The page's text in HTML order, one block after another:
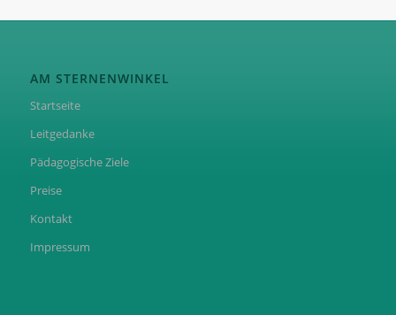
AM STERNENWINKEL
Startseite
Leitgedanke
Pädagogische Ziele
Preise
Kontakt
Impressum